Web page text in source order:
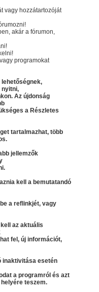
vagy hozzátartozóját
akár a fórumon,
programokat
nyitni,
Az újdonság
a Részletes
tartalmazhat, több
jellemzők
kell a bemutatandó
a reflinkjét, vagy
az aktuális
fel, új információt,
inaktivitása esetén
a programról és azt
teszem.